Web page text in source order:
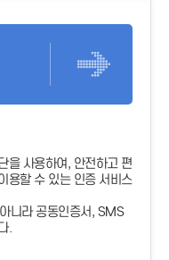
을 사용하여, 안전하고 편
용할 수 있는 인증 서비스
니라 공동인증서, SMS
.